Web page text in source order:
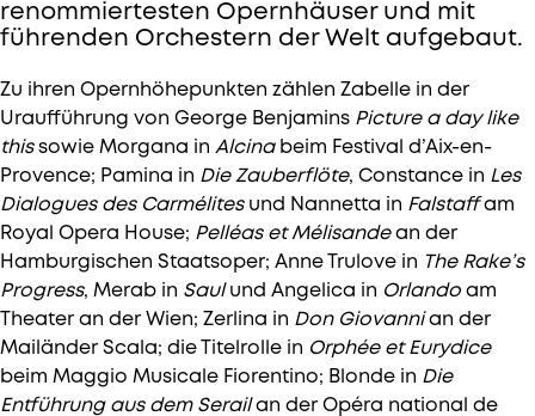
renommiertesten Opernhäuser und mit
führenden Orchestern der Welt aufgebaut.
Zu ihren Opernhöhepunkten zählen Zabelle in der
Uraufführung von George Benjamins Picture a day like
thissowie Morgana in Alcinabeim Festival d’Aix-en-
Provence; Pamina in Die Zauberflöte, Constance in Les
Dialogues des Carmélitesund Nannetta in Falstaffam
Royal Opera House; Pelléas et Mélisandean der
Hamburgischen Staatsoper; Anne Trulove in The Rake’s
Progress, Merab in Saulund Angelica in Orlando am
Theater an der Wien; Zerlina in Don Giovannian der
Mailänder Scala; die Titelrolle in Orphée et Eurydice
beim Maggio Musicale Fiorentino; Blonde in Die
Entführung aus dem Serailan der Opéra national de